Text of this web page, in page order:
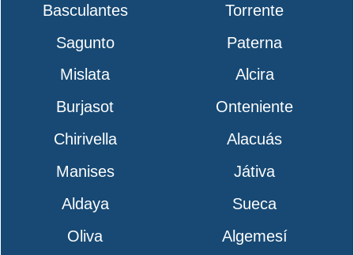
Basculantes
Torrente
Sagunto
Paterna
Mislata
Alcira
Burjasot
Onteniente
Chirivella
Alacuás
Manises
Játiva
Aldaya
Sueca
Oliva
Algemesí